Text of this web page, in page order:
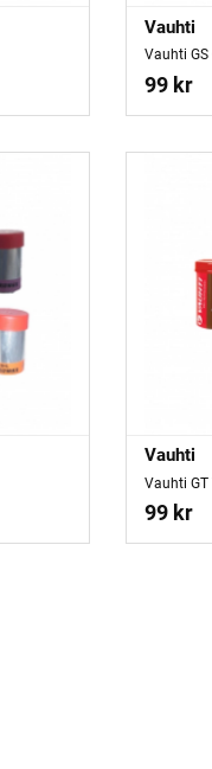
Vauhti
Vauhti GS
99 kr
Vauhti
Vauhti GT
99 kr